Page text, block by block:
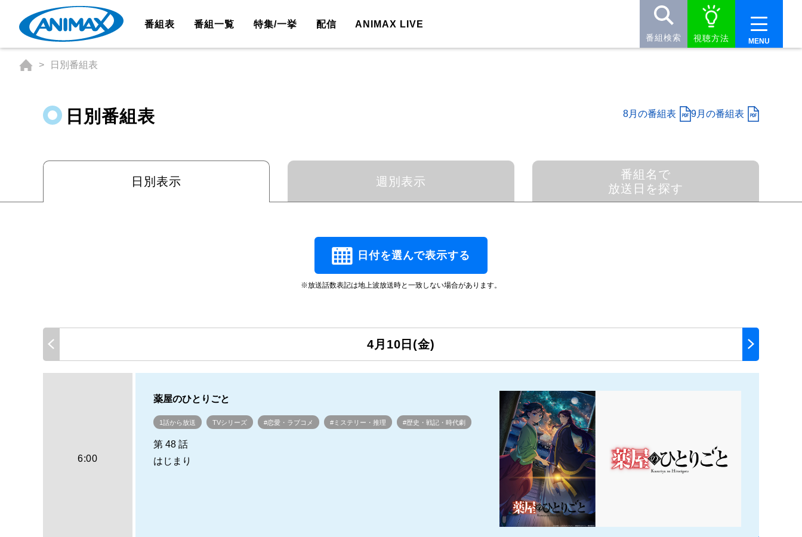
番組表 番組一覧 特集/一挙 配信 ANIMAX LIVE
番組検索 視聴方法
日別番組表
日別番組表 8月の番組表 9月の番組表
日別表示 週別表示
番組名で
放送日を探す
日付を選んで表示する
※放送話数表記は地上波放送時と一致しない場合があります。
4月10日(金)
6:00
薬屋のひとりごと
1話から放送 TVシリーズ #恋愛・ラブコメ #ミステリー・推理 #歴史・戦記・時代劇
第 48 話
はじまり